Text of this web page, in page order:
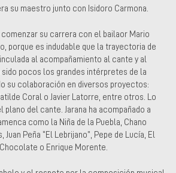
su maestro junto con Isidoro Carmona.
comenzar su carrera con el bailaor Mario
porque es indudable que la trayectoria de
al acompañamiento al cante y al
sido pocos los grandes intérpretes de la
su colaboración en diversos proyectos:
Coral o Javier Latorre, entre otros. Lo
plano del cante. Jarana ha acompañado a
como la Niña de la Puebla, Chano
Juan Peña “El Lebrijano”, Pepe de Lucía, El
o Enrique Morente.